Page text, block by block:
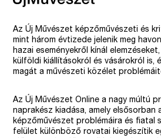
Az Új Művészet képzőművészeti és
mint három évtizede jelenik meg
hazai eseményekről kínál
külföldi kiállításokról és vásárokról is,
magát a művészeti közélet
Az Új Művészet Online a nagy múltú
naprakész kiadása, amely elsősorban
képzőművészet problémáira és fiatal
felület különböző rovatai kiegészítik